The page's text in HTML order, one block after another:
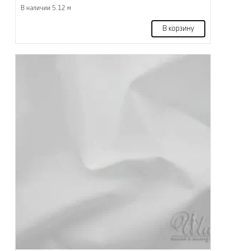
В наличии 5.12 м
В корзину